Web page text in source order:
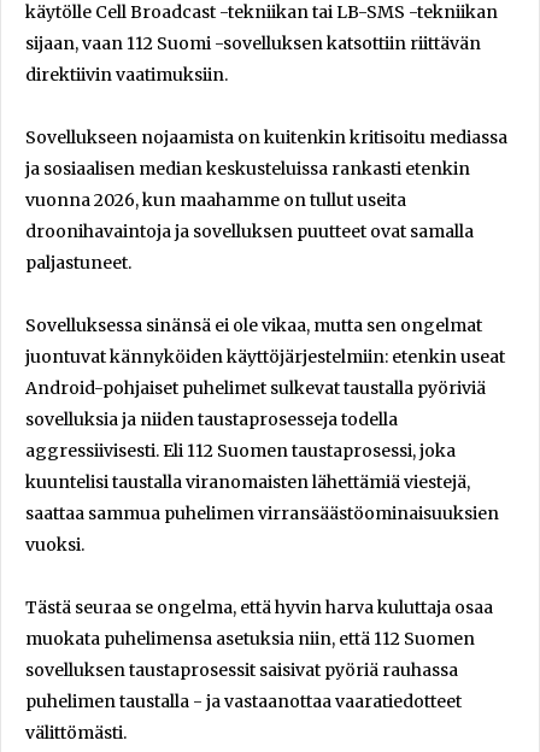
käytölle Cell Broadcast -tekniikan tai LB-SMS -tekniikan
sijaan, vaan 112 Suomi -sovelluksen katsottiin riittävän
direktiivin vaatimuksiin.
Sovellukseen nojaamista on kuitenkin kritisoitu mediassa
ja sosiaalisen median keskusteluissa rankasti etenkin
vuonna 2026, kun maahamme on tullut useita
droonihavaintoja ja sovelluksen puutteet ovat samalla
paljastuneet.
Sovelluksessa sinänsä ei ole vikaa, mutta sen ongelmat
juontuvat kännyköiden käyttöjärjestelmiin: etenkin useat
Android-pohjaiset puhelimet sulkevat taustalla pyöriviä
sovelluksia ja niiden taustaprosesseja todella
aggressiivisesti. Eli 112 Suomen taustaprosessi, joka
kuuntelisi taustalla viranomaisten lähettämiä viestejä,
saattaa sammua puhelimen virransäästöominaisuuksien
vuoksi.
Tästä seuraa se ongelma, että hyvin harva kuluttaja osaa
muokata puhelimensa asetuksia niin, että 112 Suomen
sovelluksen taustaprosessit saisivat pyöriä rauhassa
puhelimen taustalla - ja vastaanottaa vaaratiedotteet
välittömästi.